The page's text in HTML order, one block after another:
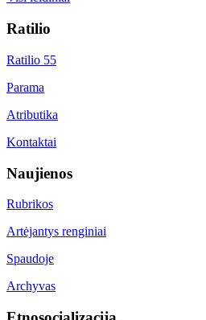
Ratilio
Ratilio 55
Parama
Atributika
Kontaktai
Naujienos
Rubrikos
Artėjantys renginiai
Spaudoje
Archyvas